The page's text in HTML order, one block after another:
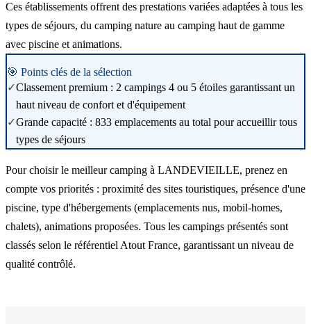
Ces établissements offrent des prestations variées adaptées à tous les
types de séjours, du camping nature au camping haut de gamme
avec piscine et animations.
🎯 Points clés de la sélection
✓Classement premium : 2 campings 4 ou 5 étoiles garantissant un
haut niveau de confort et d'équipement
✓Grande capacité : 833 emplacements au total pour accueillir tous
types de séjours
Pour choisir le meilleur camping à LANDEVIEILLE, prenez en
compte vos priorités : proximité des sites touristiques, présence d'une
piscine, type d'hébergements (emplacements nus, mobil-homes,
chalets), animations proposées. Tous les campings présentés sont
classés selon le référentiel Atout France, garantissant un niveau de
qualité contrôlé.